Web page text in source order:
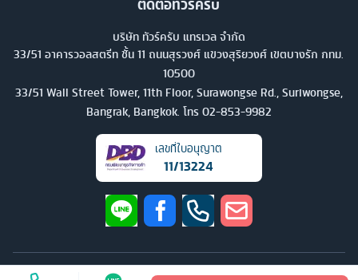
บริษัท ทัวร์ครับ แทรเวล จำกัด
33/51 อาคารวอลสตรีท ชั้น 11 ถนนสุรวงศ์ แขวงสุริยวงศ์ เขตบางรัก กทม.
10500
33/51 Wall Street Tower, 11th Floor, Surawongse Rd., Suriwongse,
Bangrak, Bangkok. โทร 02-853-9982
เลขที่ใบอนุญาต
11/13224
บริษัท ทัวร์ครับ แทรเวล จำกัด สงวนลิขสิทธิ์